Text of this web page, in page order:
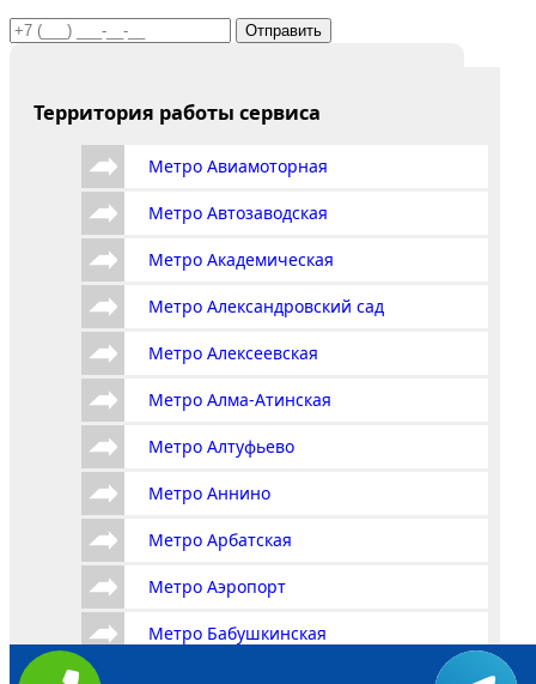
Отправить
Территория работы сервиса
Метро Авиамоторная
Метро Автозаводская
Метро Академическая
Метро Александровский сад
Метро Алексеевская
Метро Алма-Атинская
Метро Алтуфьево
Метро Аннино
Метро Арбатская
Метро Аэропорт
Метро Бабушкинская